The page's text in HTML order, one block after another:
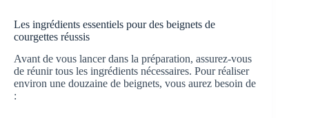
Les ingrédients essentiels pour des beignets de
courgettes réussis
Avant de vous lancer dans la préparation, assurez-vous
de réunir tous les ingrédients nécessaires. Pour réaliser
environ une douzaine de beignets, vous aurez besoin de
: